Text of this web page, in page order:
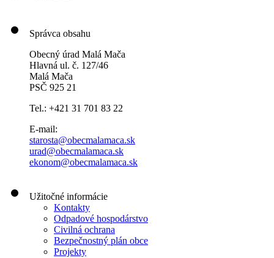
Správca obsahu
Obecný úrad Malá Mača
Hlavná ul. č. 127/46
Malá Mača
PSČ 925 21
Tel.: +421 31 701 83 22
E-mail:
starosta@obecmalamaca.sk
urad@obecmalamaca.sk
ekonom@obecmalamaca.sk
Užitočné informácie
Kontakty
Odpadové hospodárstvo
Civilná ochrana
Bezpečnostný plán obce
Projekty